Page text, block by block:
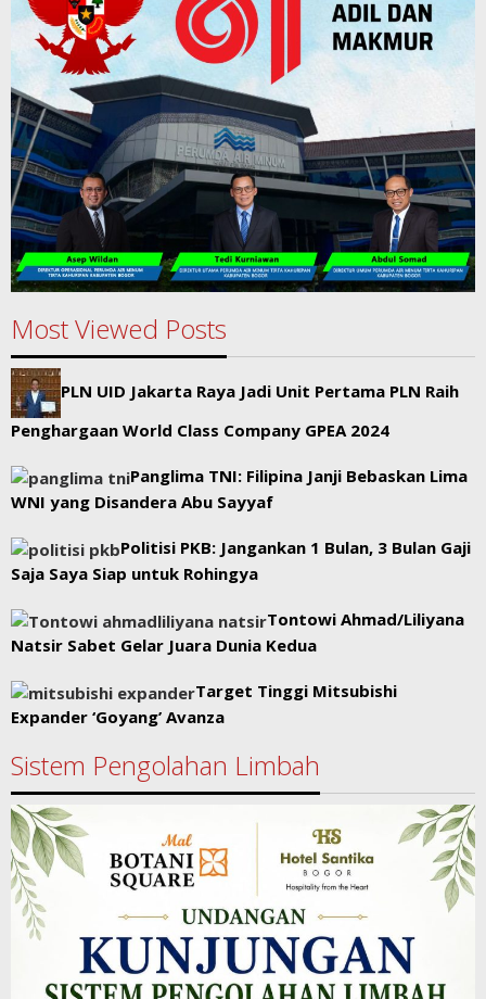
Most Viewed Posts
PLN UID Jakarta Raya Jadi Unit Pertama PLN Raih
Penghargaan World Class Company GPEA 2024
Panglima TNI: Filipina Janji Bebaskan Lima
WNI yang Disandera Abu Sayyaf
Politisi PKB: Jangankan 1 Bulan, 3 Bulan Gaji
Saja Saya Siap untuk Rohingya
Tontowi Ahmad/Liliyana
Natsir Sabet Gelar Juara Dunia Kedua
Target Tinggi Mitsubishi
Expander ‘Goyang’ Avanza
Sistem Pengolahan Limbah